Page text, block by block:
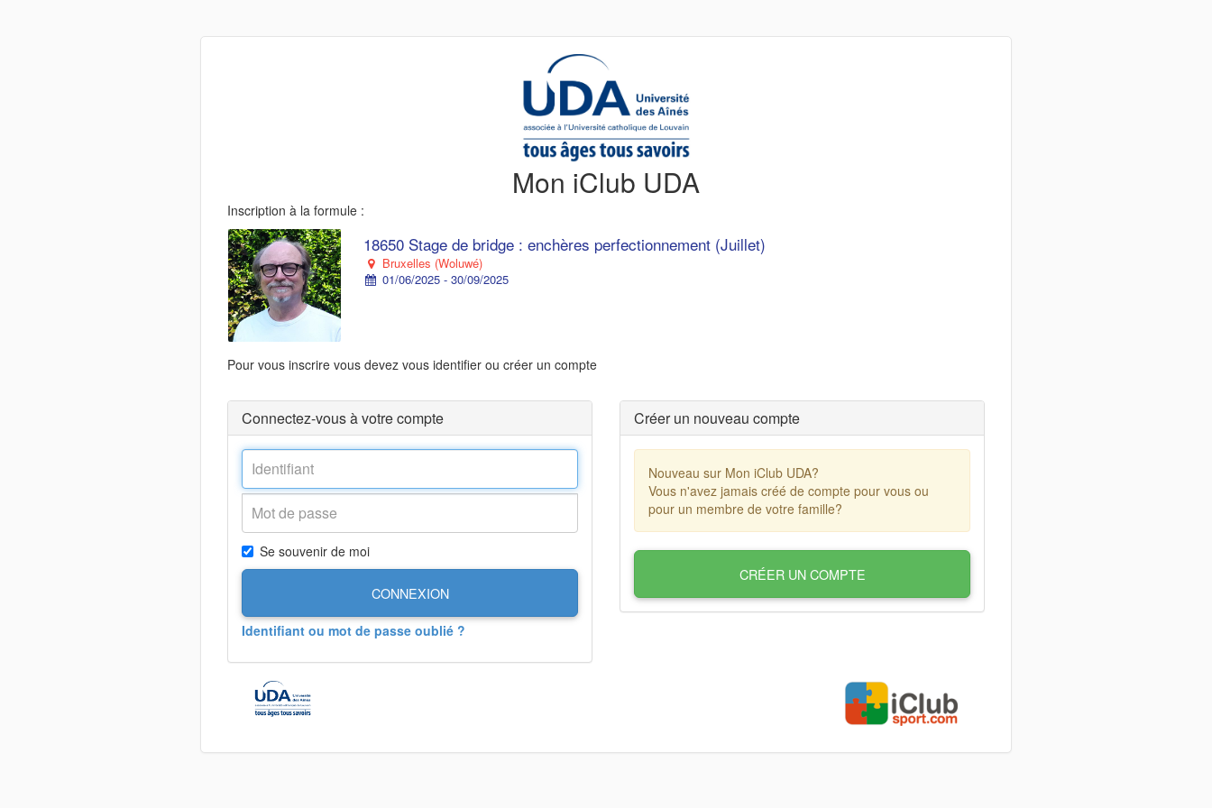
Mon iClub UDA
Inscription à la formule :
18650 Stage de bridge : enchères perfectionnement (Juillet)
Bruxelles (Woluwé)
01/06/2025 - 30/09/2025
Pour vous inscrire vous devez vous identifier ou créer un compte
Connectez-vous à votre compte
Se souvenir de moi
CONNEXION
Identifiant ou mot de passe oublié ?
Créer un nouveau compte
Nouveau sur Mon iClub UDA?
Vous n'avez jamais créé de compte pour vous ou
pour un membre de votre famille?
CRÉER UN COMPTE